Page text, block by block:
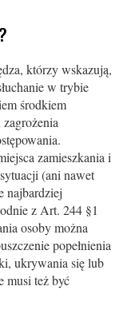
którzy wskazują,
w trybie
środkiem
zamieszkania i
(ani nawet
najbardziej
z Art. 244 §1
osoby można
popełnienia
ukrywania się lub
musi też być